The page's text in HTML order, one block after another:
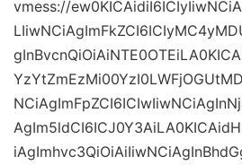
vmess://